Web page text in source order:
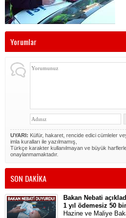
Yorumlar
UYARI: Küfür, hakaret, rencide edici cümleler
imla kuralları ile yazılmamış,
Türkçe karakter kullanılmayan ve büyük
onaylanmamaktadır.
SON DAKİKA
Bakan Nebati
1 yıl ödemesiz 50
Hazine ve Maliye